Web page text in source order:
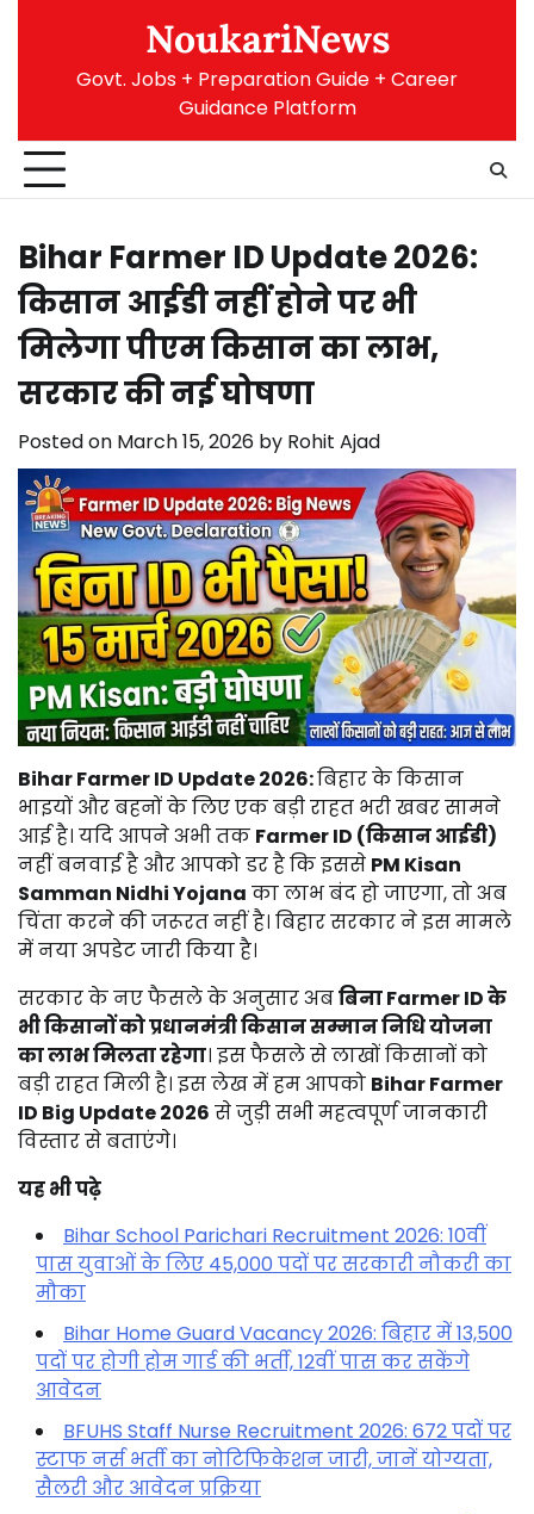
NoukariNews
Govt. Jobs + Preparation Guide + Career
Guidance Platform
Bihar Farmer ID Update 2026:
किसान आईडी नहीं होने पर भी
मिलेगा पीएम किसान का लाभ,
सरकार की नई घोषणा
Posted on March 15, 2026 by Rohit Ajad
Bihar Farmer ID Update 2026:बिहारकेकिसान
भाइयों औरबहनोंकेलिएएकबड़ीराहत भरीखबरसामने
आईहै। यदि आपनेअभीतक FarmerID (किसानआईडी)
नहींबनवाईहै और आपकोडरहैकिइससे PM Kisan
Samman NidhiYojana कालाभबंदहोजाएगा,तोअब
चिंताकरनेकीजरूरतनहींहै। बिहारसरकारनेइसमामले
मेंनयाअपडेटजारीकियाहै।
सरकारकेनएफैसलेकेअनुसारअबबिनाFarmerIDके
भीकिसानोंकोप्रधानमंत्रीकिसानसम्माननिधियोजना
कालाभमिलतारहेगा। इसफैसलेसेलाखोंकिसानोंको
बड़ीराहतमिलीहै। इसलेखमेंहम आपको BiharFarmer
ID Big Update2026 सेजुड़ीसभीमहत्वपूर्णजानकारी
विस्तारसेबताएंगे।
यह भी पढ़े
Bihar School Parichari Recruitment 2026: 10वीं
पास युवाओं के लिए 45,000 पदों पर सरकारी नौकरी का
मौका
Bihar Home Guard Vacancy 2026: बिहार में 13,500
पदों पर होगी होम गार्ड की भर्ती, 12वीं पास कर सकेंगे
आवेदन
BFUHS Staff Nurse Recruitment 2026: 672 पदों पर
स्टाफ नर्स भर्ती का नोटिफिकेशन जारी, जानें योग्यता,
सैलरी और आवेदन प्रक्रिया